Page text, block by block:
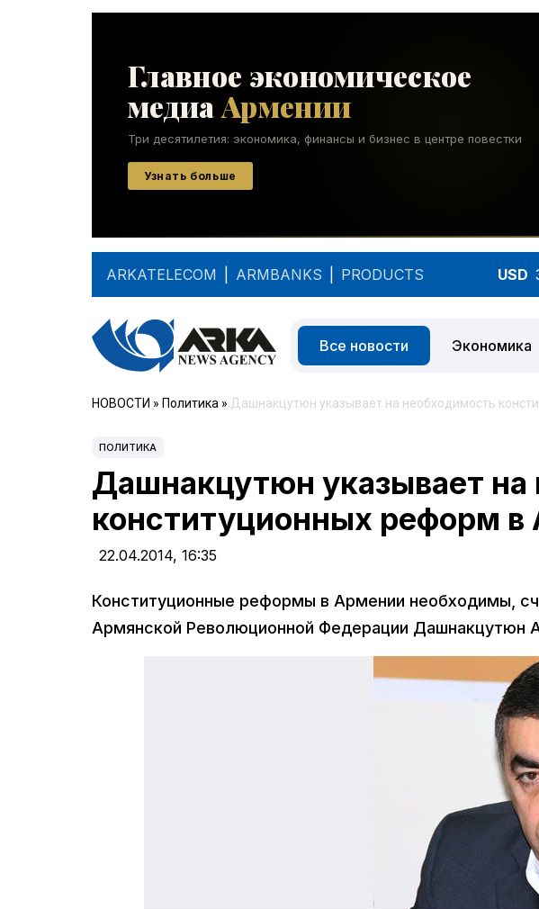
ARKATELECOM ARMBANKS PRODUCTS USD
Все новости Экономика
НОВОСТИ » Политика » Дашнакцутюн указывает на необходимость
ПОЛИТИКА
Дашнакцутюн указывает на
конституционных реформ в
22.04.2014, 16:35
Конституционные реформы в Армении необходимы,
Армянской Революционной Федерации Дашнакцутюн